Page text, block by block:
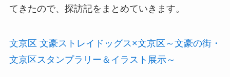
てきたので、探訪記をまとめていきます。
文京区 文豪ストレイドッグス×文京区～文豪の街・
文京区スタンプラリー＆イラスト展示～